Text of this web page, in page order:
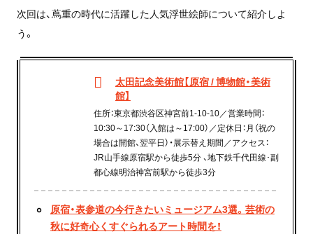
次回は、蔦重の時代に活躍した人気浮世絵師について紹介しよ
う。
太田記念美術館【原宿 / 博物館・美術
館】
住所：東京都渋谷区神宮前1-10-10／営業時間：
10:30～17:30（入館は～17:00）／定休日：月（祝の
場合は開館、翌平日）・展示替え期間／アクセス：
JR山手線原宿駅から徒歩5分 、地下鉄千代田線･副
都心線明治神宮前駅から徒歩3分
原宿・表参道の今行きたいミュージアム3選。芸術の
秋に好奇心くすぐられるアート時間を！